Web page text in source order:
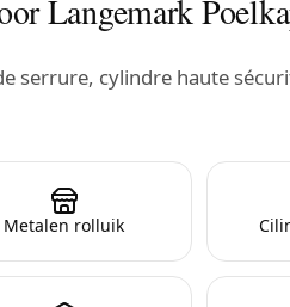
Langemark
serrure, cylindre haute
Metalen rolluik